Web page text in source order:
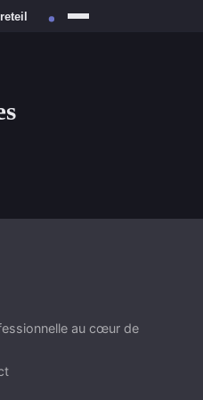
au cœur de